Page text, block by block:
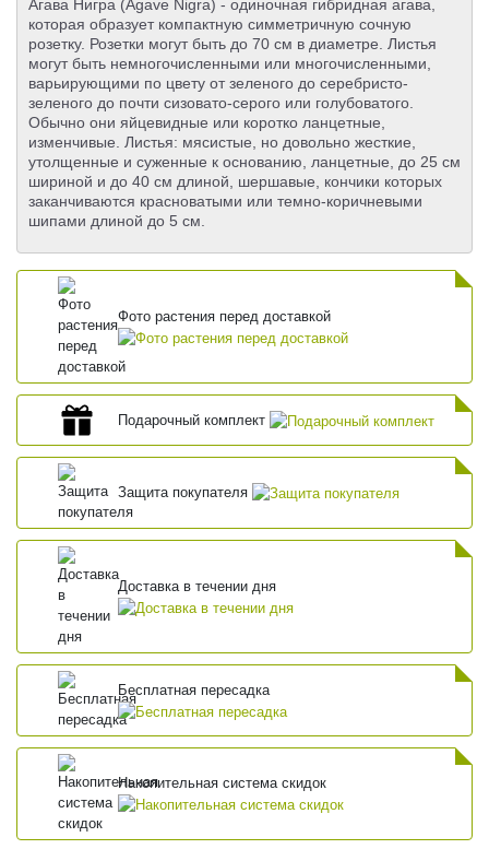
Агава Нигра (Agave Nigra) - одиночная гибридная агава,
которая образует компактную симметричную сочную
розетку. Розетки могут быть до 70 см в диаметре. Листья
могут быть немногочисленными или многочисленными,
варьирующими по цвету от зеленого до серебристо-
зеленого до почти сизовато-серого или голубоватого.
Обычно они яйцевидные или коротко ланцетные,
изменчивые. Листья: мясистые, но довольно жесткие,
утолщенные и суженные к основанию, ланцетные, до 25 см
шириной и до 40 см длиной, шершавые, кончики которых
заканчиваются красноватыми или темно-коричневыми
шипами длиной до 5 см.
Фото растения перед доставкой
Подарочный комплект
Защита покупателя
Доставка в течении дня
Бесплатная пересадка
Накопительная система скидок